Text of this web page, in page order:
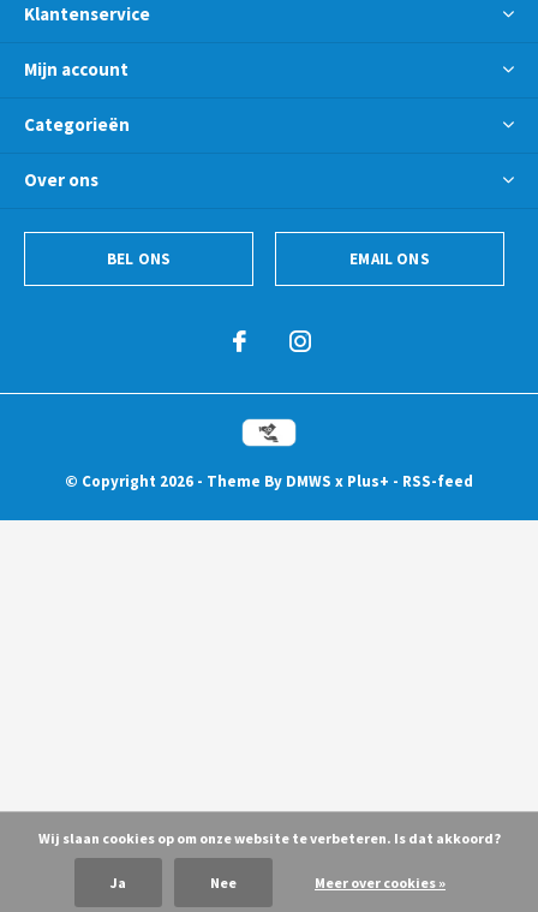
Klantenservice
Mijn account
Categorieën
Over ons
BEL ONS EMAIL ONS
© Copyright 2026 - Theme By DMWS x Plus+ - RSS-feed
Wij slaan cookies op om onze website te verbeteren. Is dat akkoord?
Ja Nee Meer over cookies »